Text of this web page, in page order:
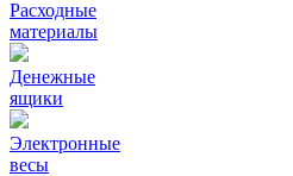
Расходные
материалы
Денежные
ящики
Электронные
весы